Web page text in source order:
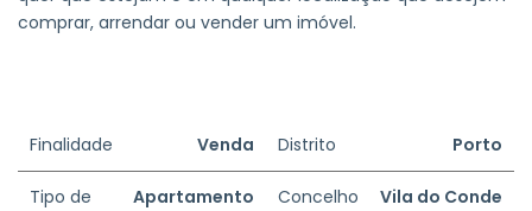
comprar, arrendar ou vender um imóvel.
Finalidade Venda Distrito Porto
Tipo de
Apartamento Concelho Vila do Conde